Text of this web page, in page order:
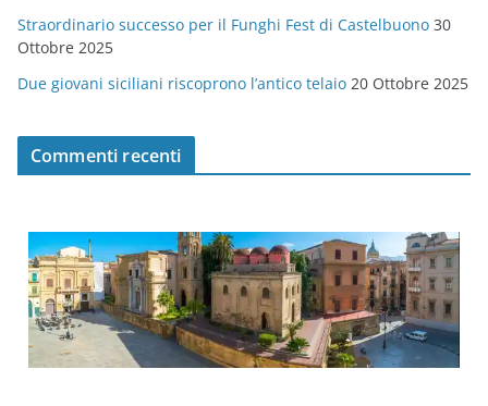
Straordinario successo per il Funghi Fest di Castelbuono 30
Ottobre 2025
Due giovani siciliani riscoprono l’antico telaio 20 Ottobre 2025
Commenti recenti